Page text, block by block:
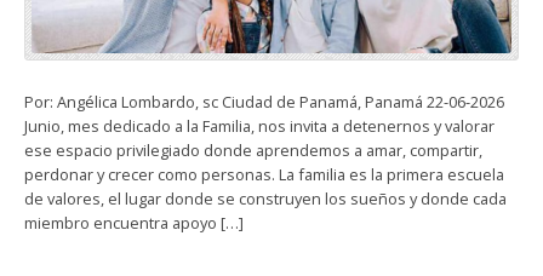
Por: Angélica Lombardo, sc Ciudad de Panamá, Panamá 22-06-2026
Junio, mes dedicado a la Familia, nos invita a detenernos y valorar
ese espacio privilegiado donde aprendemos a amar, compartir,
perdonar y crecer como personas. La familia es la primera escuela
de valores, el lugar donde se construyen los sueños y donde cada
miembro encuentra apoyo […]